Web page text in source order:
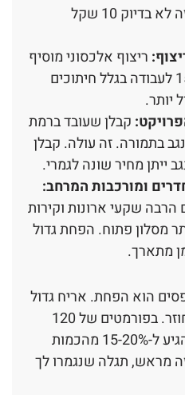
תמיכה. זה לא בדיוק 10 שקל
ריצוף אלכסוני מוסיף
כ-15-20% לעבודה בגלל חיתוכים
יותר.
קבלן שעובד ברמת
בתמורה. זה עולה. קבלן
ייתן מחיר שונה לגמרי.
ומורכבות המרחב:
שקעי ארונות וקירות
מסלון פתוח. הפחת גדול
מתארך.
הוא הפחת. אריח גדול
שנחתך לא ניתן לשימוש חוזר. בפורמטים של 120
ס"מ ומעלה, הפחת יכול להגיע ל-15-20% מהכמות
מראש, תגלה שנגמרו לך